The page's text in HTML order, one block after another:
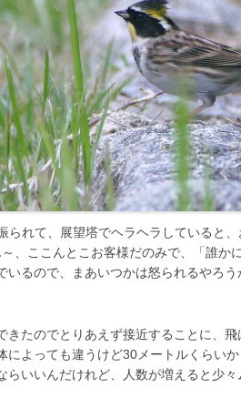
られて、展望塔でヘラヘラしていると、
、ここんとこお客様だのみで、「誰か
いるので、まあいつかは怒られるやろ
きたのでとりあえず接近することに、
によっても違うけど30メートルくらい
らいいんだけれど、人数が増えると少々